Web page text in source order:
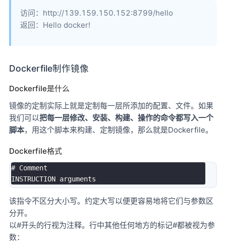
访问：http://139.159.150.152:8799/hello
返回：Hello docker!
Dockerfile制作镜像
Dockerfile是什么
镜像的定制实际上就是定制每一层所添加的配置、文件。如果
我们可以把每一层修改、安装、构建、操作的命令都写入一个
脚本，用这个脚本来构建、定制镜像，那么就是Dockerfile。
Dockerfile格式
# Comment
该指令不区分大小写。约定大写以便更容易地将它们与参数区
分开。
以#开头的行视为注释。行中其他任何地方的标记#都被视为参
数：